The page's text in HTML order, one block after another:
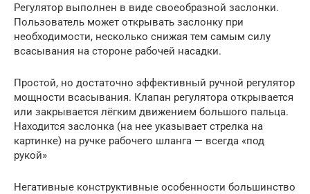
Регулятор выполнен в виде своеобразной заслонки.
Пользователь может открывать заслонку при
необходимости, несколько снижая тем самым силу
всасывания на стороне рабочей насадки.
Простой, но достаточно эффективный ручной регулятор
мощности всасывания. Клапан регулятора открывается
или закрывается лёгким движением большого пальца.
Находится заслонка (на нее указывает стрелка на
картинке) на ручке рабочего шланга — всегда «под
рукой»
Негативные конструктивные особенности большинство